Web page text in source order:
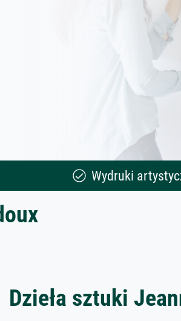
Wydruki
Dzieła sztuki